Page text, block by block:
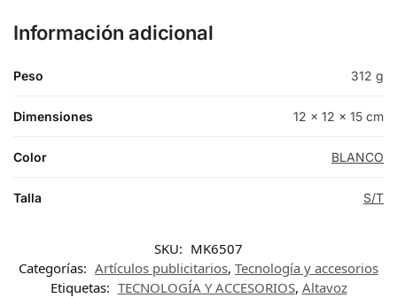
Información adicional
Peso 312 g
Dimensiones 12 × 12 × 15 cm
Color BLANCO
Talla S/T
SKU: MK6507
Categorías: Artículos publicitarios, Tecnología y accesorios
Etiquetas: TECNOLOGÍA Y ACCESORIOS, Altavoz